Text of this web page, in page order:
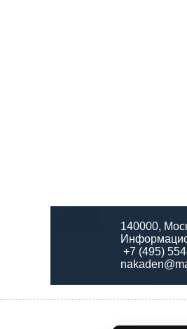
140000,
+7 (495)